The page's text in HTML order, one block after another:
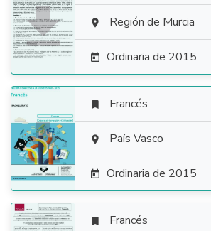
  Región de Murcia
 Ordinaria de 2015

 Francés
 País Vasco
 Ordinaria de 2015
 Francés